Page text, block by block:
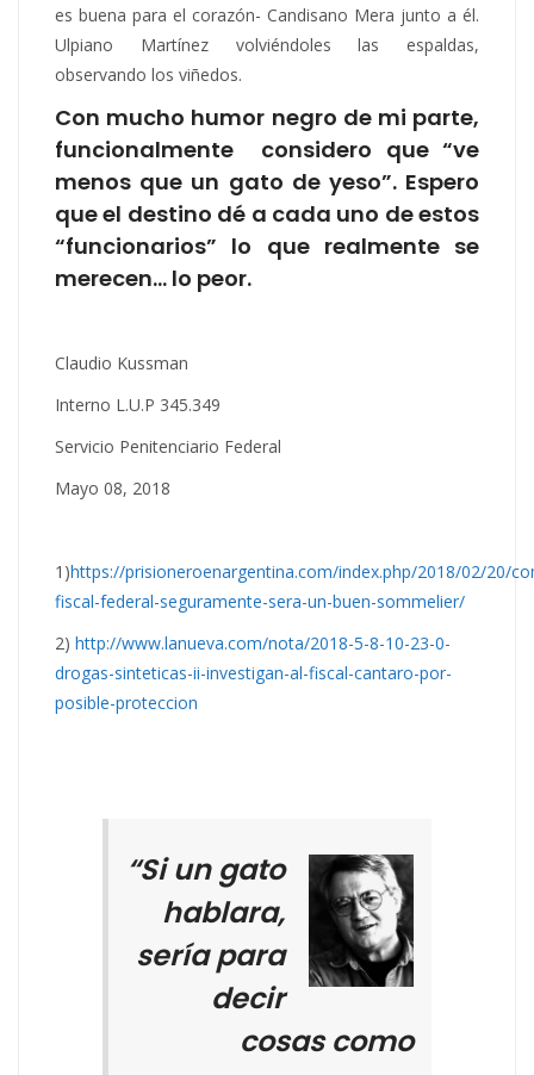
es buena para el corazón- Candisano Mera junto a él.
Ulpiano Martínez volviéndoles las espaldas,
observando los viñedos.
Con mucho humor negro de mi parte,
funcionalmente considero que “ve
menos que un gato de yeso”. Espero
que el destino dé a cada uno de estos
“funcionarios” lo que realmente se
merecen… lo peor.
Claudio Kussman
Interno L.U.P 345.349
Servicio Penitenciario Federal
Mayo 08, 2018
1)https://prisioneroenargentina.com/index.php/2018/02/20/
fiscal-federal-seguramente-sera-un-buen-sommelier/
2) http://www.lanueva.com/nota/2018-5-8-10-23-0-
drogas-sinteticas-ii-investigan-al-fiscal-cantaro-por-
posible-proteccion
“Si un gato
hablara,
sería para
decir
cosas como